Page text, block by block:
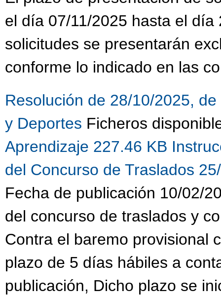
el día 07/11/2025 hasta el
solicitudes se presentarán
conforme lo indicado en las
Resolución de 28/10/2025,
y Deportes Ficheros
Aprendizaje 227.46 KB
del Concurso de Traslados
Fecha de publicación 10/02/
del concurso de traslados y
Contra el baremo provisional
plazo de 5 días hábiles a
publicación, Dicho plazo se